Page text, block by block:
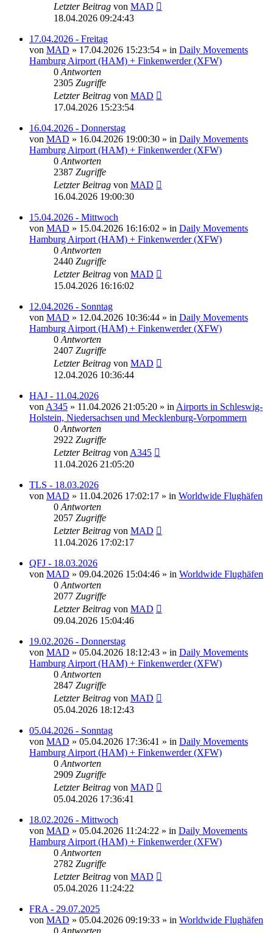
Letzter Beitrag von MAD
18.04.2026 09:24:43
17.04.2026 - Freitag
von MAD » 17.04.2026 15:23:54 » in Daily Movements
Hamburg Airport (HAM) + Finkenwerder (XFW)
0 Antworten
2305 Zugriffe
Letzter Beitrag von MAD
17.04.2026 15:23:54
16.04.2026 - Donnerstag
von MAD » 16.04.2026 19:00:30 » in Daily Movements
Hamburg Airport (HAM) + Finkenwerder (XFW)
0 Antworten
2387 Zugriffe
Letzter Beitrag von MAD
16.04.2026 19:00:30
15.04.2026 - Mittwoch
von MAD » 15.04.2026 16:16:02 » in Daily Movements
Hamburg Airport (HAM) + Finkenwerder (XFW)
0 Antworten
2440 Zugriffe
Letzter Beitrag von MAD
15.04.2026 16:16:02
12.04.2026 - Sonntag
von MAD » 12.04.2026 10:36:44 » in Daily Movements
Hamburg Airport (HAM) + Finkenwerder (XFW)
0 Antworten
2407 Zugriffe
Letzter Beitrag von MAD
12.04.2026 10:36:44
HAJ - 11.04.2026
von A345 » 11.04.2026 21:05:20 » in Airports in Schleswig-
Holstein, Niedersachsen und Mecklenburg-Vorpommern
0 Antworten
2922 Zugriffe
Letzter Beitrag von A345
11.04.2026 21:05:20
TLS - 18.03.2026
von MAD » 11.04.2026 17:02:17 » in Worldwide Flughäfen
0 Antworten
2057 Zugriffe
Letzter Beitrag von MAD
11.04.2026 17:02:17
QFJ - 18.03.2026
von MAD » 09.04.2026 15:04:46 » in Worldwide Flughäfen
0 Antworten
2077 Zugriffe
Letzter Beitrag von MAD
09.04.2026 15:04:46
19.02.2026 - Donnerstag
von MAD » 05.04.2026 18:12:43 » in Daily Movements
Hamburg Airport (HAM) + Finkenwerder (XFW)
0 Antworten
2847 Zugriffe
Letzter Beitrag von MAD
05.04.2026 18:12:43
05.04.2026 - Sonntag
von MAD » 05.04.2026 17:36:41 » in Daily Movements
Hamburg Airport (HAM) + Finkenwerder (XFW)
0 Antworten
2909 Zugriffe
Letzter Beitrag von MAD
05.04.2026 17:36:41
18.02.2026 - Mittwoch
von MAD » 05.04.2026 11:24:22 » in Daily Movements
Hamburg Airport (HAM) + Finkenwerder (XFW)
0 Antworten
2782 Zugriffe
Letzter Beitrag von MAD
05.04.2026 11:24:22
FRA - 29.07.2025
von MAD » 05.04.2026 09:19:33 » in Worldwide Flughäfen
0 Antworten